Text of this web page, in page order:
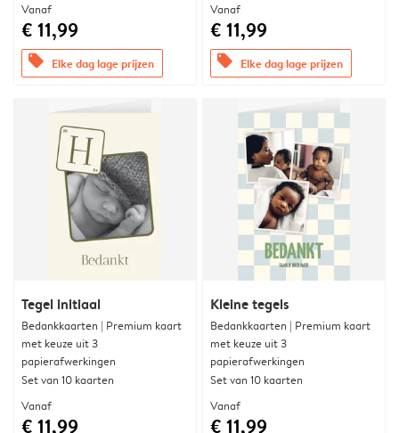
Vanaf
€ 11,99
offers Elke dag lage prijzen
Vanaf
€ 11,99
offers Elke dag lage prijzen
Tegel initiaal
Bedankkaarten | Premium kaart
met keuze uit 3
papierafwerkingen
Set van 10 kaarten
Vanaf
€ 11,99
Kleine tegels
Bedankkaarten | Premium kaart
met keuze uit 3
papierafwerkingen
Set van 10 kaarten
Vanaf
€ 11,99